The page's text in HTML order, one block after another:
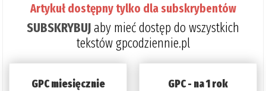
Artykuł dostępny tylko dla subskrybentów
SUBSKRYBUJaby mieć dostęp do wszystkich
tekstów gpcodziennie.pl
GPC miesięcznie GPC - na 1 rok